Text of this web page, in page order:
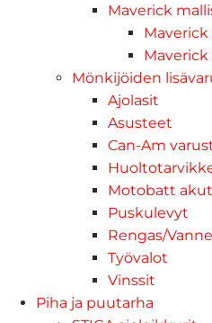
Maverick
Maverick
Maverick
Mönkijöiden
Ajolasit
Asusteet
Can-Am
Motobatt akut
Puskulevyt
Rengas/
Työvalot
Vinssit
Piha ja puutarha